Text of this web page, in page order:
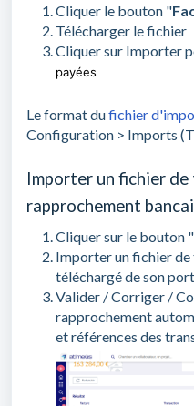
Cliquer le bouton "
Télécharger le fichier
Cliquer sur Importer
payées
Le format dufichier
Configuration > Imports
Importer un fichier
rapprochement
Cliquer sur le bouton "
Importer un fichier
téléchargé de son
Valider / Corriger /
rapprochement
et références des